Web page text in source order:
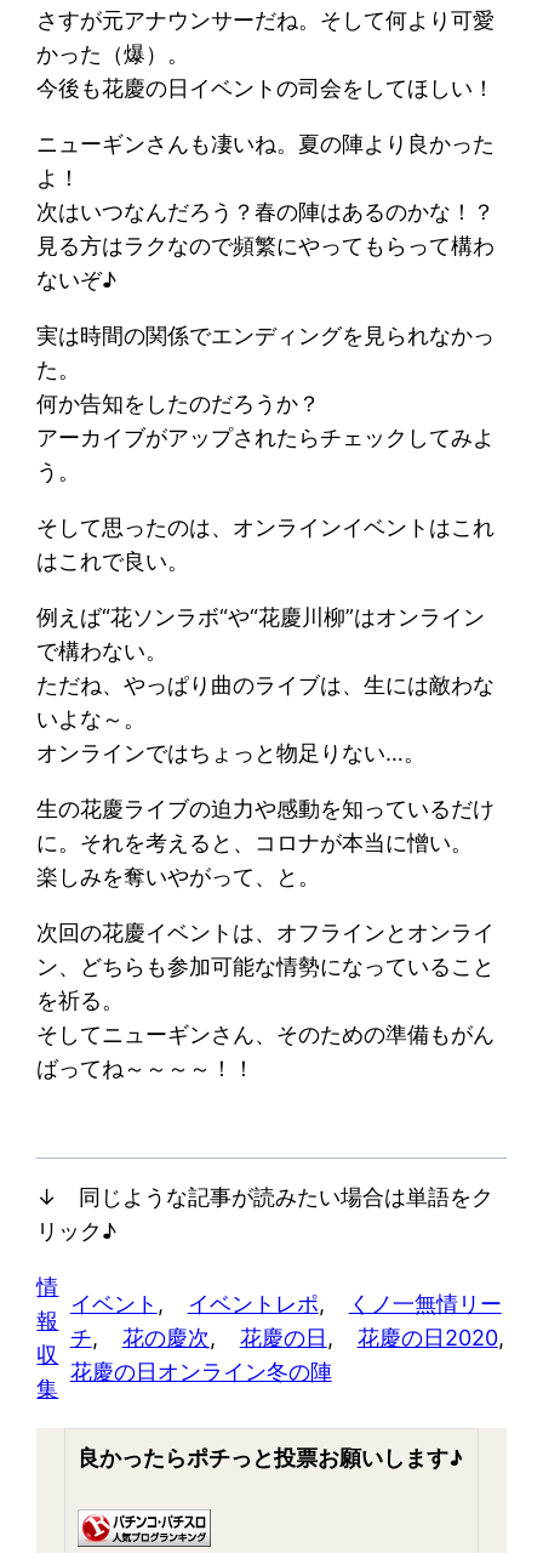
さすが元アナウンサーだね。そして何より可愛
かった（爆）。
今後も花慶の日イベントの司会をしてほしい！
ニューギンさんも凄いね。夏の陣より良かった
よ！
次はいつなんだろう？春の陣はあるのかな！？
見る方はラクなので頻繁にやってもらって構わ
ないぞ♪
実は時間の関係でエンディングを見られなかっ
た。
何か告知をしたのだろうか？
アーカイブがアップされたらチェックしてみよ
う。
そして思ったのは、オンラインイベントはこれ
はこれで良い。
例えば“花ソンラボ“や“花慶川柳”はオンライン
で構わない。
ただね、やっぱり曲のライブは、生には敵わな
いよな～。
オンラインではちょっと物足りない…。
生の花慶ライブの迫力や感動を知っているだけ
に。それを考えると、コロナが本当に憎い。
楽しみを奪いやがって、と。
次回の花慶イベントは、オフラインとオンライ
ン、どちらも参加可能な情勢になっていること
を祈る。
そしてニューギンさん、そのための準備もがん
ばってね～～～～！！
↓ 同じような記事が読みたい場合は単語をク
リック♪
情
報
収
集
イベント , イベントレポ,
くノ一無情リー
チ, 花の慶次, 花慶の日 , 花慶の日2020
花慶の日オンライン冬の陣
良かったらポチっと投票お願いします♪